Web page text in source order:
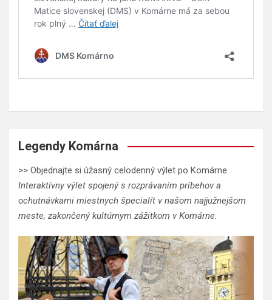
Legendy Komárna
>> Objednajte si úžasný celodenný výlet po Komárne
Interaktívny výlet spojený s rozprávaním príbehov a
ochutnávkami miestnych špecialít v našom najjužnejšom
meste, zakončený kultúrnym zážitkom v Komárne.